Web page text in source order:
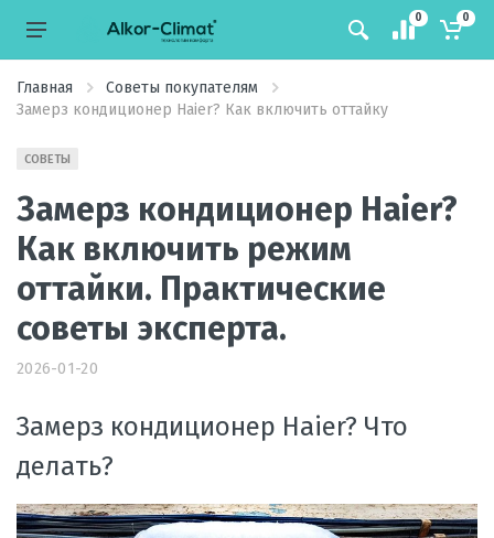
0 0
Главная
Советы покупателям
Замерз кондиционер Haier? Как включить оттайку
СОВЕТЫ
Замерз кондиционер Haier?
Как включить режим
оттайки. Практические
советы эксперта.
2026-01-20
Замерз кондиционер Haier? Что
делать?